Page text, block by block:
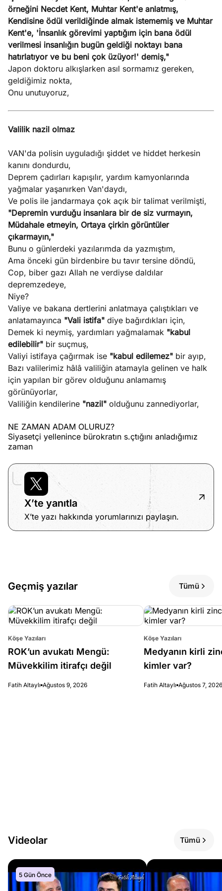
örneğini Necdet Kent, Muhtar Kent'e anlatmış,
Kendisine ödül verildiğinde almak istememiş ve Muhtar
Kent'e, 'İnsanlık görevimi yaptığım için bana ödül
verilmesi insanlığın bugün geldiği noktayı bana
hatırlatıyor ve bu beni çok üzüyor!' demiş,"
Japon doktoru alkışlarken asıl sormamız gereken,
geldiğimiz nokta,
Onu unutuyoruz,
Valilik nazil olmaz
VAN'da polisin uyguladığı şiddet ve hiddet herkesin
kanını dondurdu,
Deprem çadırları kapışılır, yardım kamyonlarında
yağmalar yaşanırken Van'daydı,
Ve polis ile jandarmaya çok açık bir talimat verilmişti,
"Depremin vurduğu insanlara bir de siz vurmayın,
Müdahale etmeyin, Ortaya çirkin görüntüler
çıkarmayın,"
Bunu o günlerdeki yazılarımda da yazmıştım,
Ama önceki gün birdenbire bu tavır tersine döndü,
Cop, biber gazı Allah ne verdiyse daldılar
depremzedeye,
Niye?
Valiye ve bakana dertlerini anlatmaya çalıştıkları ve
anlatamayınca "Vali istifa" diye bağırdıkları için,
Demek ki neymiş, yardımları yağmalamak "kabul
edilebilir" bir suçmuş,
Valiyi istifaya çağırmak ise "kabul edilemez" bir ayıp,
Bazı valilerimiz hâlâ valiliğin atamayla gelinen ve halk
için yapılan bir görev olduğunu anlamamış
görünüyorlar,
Valiliğin kendilerine "nazil" olduğunu zannediyorlar,
NE ZAMAN ADAM OLURUZ?
Siyasetçi yellenince bürokratın s.çtığını anladığımız
zaman
X’te yanıtla
X’te yazı hakkında yorumlarınızı paylaşın.
Geçmiş yazılar Tümü
Köşe Yazıları
ROK’un avukatı Mengü:
Müvekkilim itirafçı değil
Fatih Altaylı Ağustos 9, 2026
Köşe Yazıları
Medyanın kirli
kimler var?
Fatih Altaylı Ağustos 7, 2026
Videolar Tümü
5 Gün Önce